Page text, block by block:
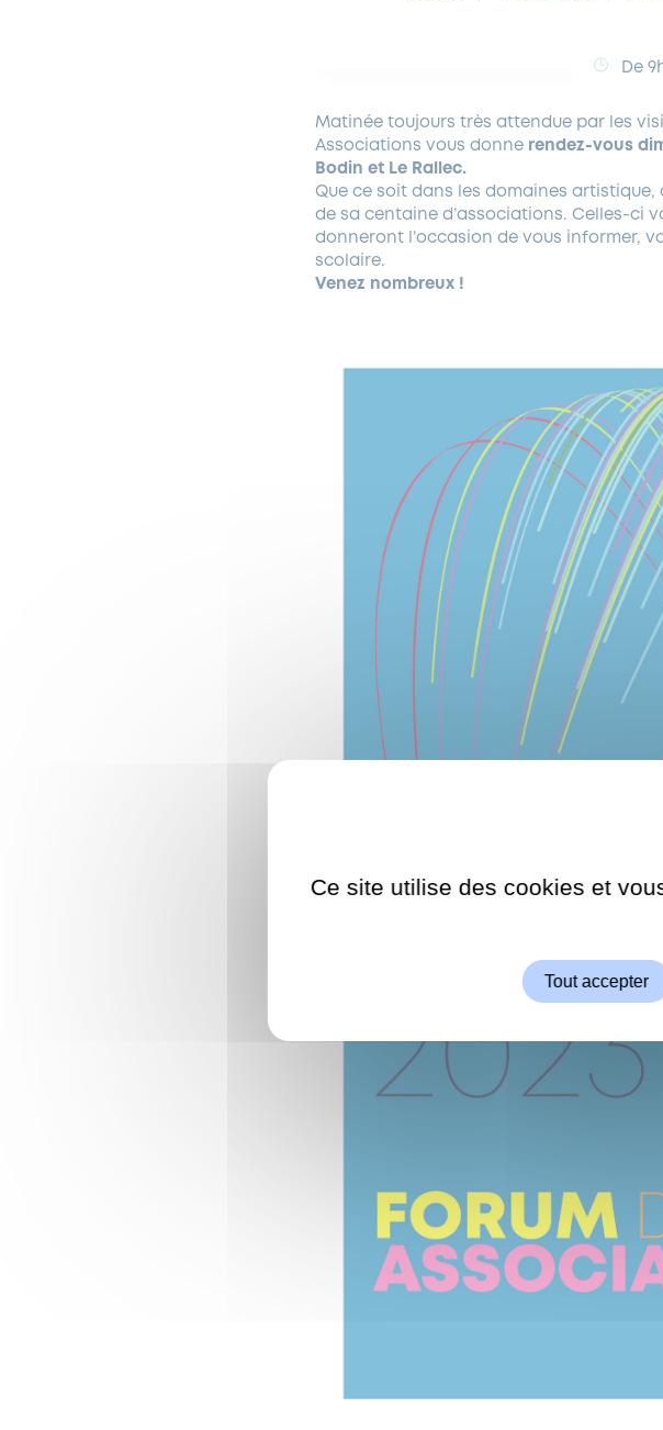
De
Matinée toujours très attendue par les
Associations vous donne rendez-vous
Bodin et Le Rallec.
Que ce soit dans les domaines
de sa centaine d’associations. Celles-ci
donneront l’occasion de vous informer,
scolaire.
Venez nombreux !
Ce site utilise des cookies et
Tout accepter